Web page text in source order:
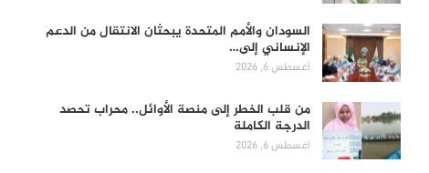
السودان والأمم المتحدة يبحثان الانتقال من الدعم
الإنساني إلى…
أغسطس 6, 2026
من قلب الخطر إلى منصة الأوائل.. محراب تحصد
الدرجة الكاملة
أغسطس 6, 2026